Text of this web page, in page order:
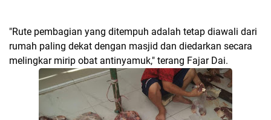
"Rute pembagian yang ditempuh adalah tetap diawali dari
rumah paling dekat dengan masjid dan diedarkan secara
melingkar mirip obat antinyamuk," terang Fajar Dai.